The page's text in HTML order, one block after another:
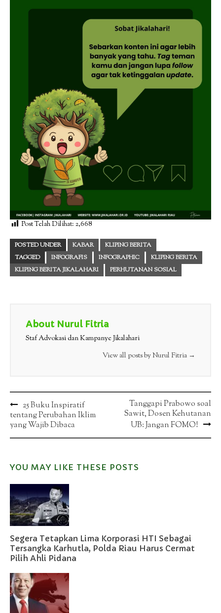
Post Telah Dilihat: 2,668
POSTED UNDER KABAR
KLIPING BERITA
TAGGED
INFOGRAFIS INFOGRAPHIC
KLIPING BERITA
KLIPING BERITA JIKALAHARI
PERHUTANAN SOSIAL
About Nurul Fitria
Staf Advokasi dan Kampanye Jikalahari
View all posts by Nurul Fitria →
Post
navigation
25 Buku Inspiratif
tentang Perubahan Iklim
yang Wajib Dibaca
Tanggapi Prabowo soal
Sawit, Dosen Kehutanan
UB: Jangan FOMO!
YOU MAY LIKE THESE POSTS
Segera Tetapkan Lima Korporasi HTI Sebagai
Tersangka Karhutla, Polda Riau Harus Cermat
Pilih Ahli Pidana